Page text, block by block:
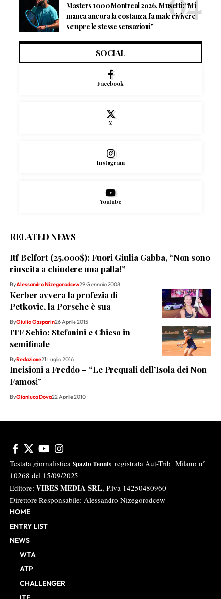
Masters 1000 Montreal 2026, Musetti: “Mi
manca ancora la costanza, fa male rivivere
sempre le stesse sensazioni”
SOCIAL
Facebook
X
Instagram
Youtube
RELATED NEWS
Itf Belfort (25.000$): Fuori Giulia Gabba, “Non sono
riuscita a chiudere una palla!”
ByAlessandro Nizegorodcew29 Gennaio 2008
Kerber avvera la profezia di
Petkovic, la Porsche è sua
ByGiulio Gasparin26 Aprile 2015
ITF Schio: Stefanini e Chiesa in
semifinale
ByRedazione21 Luglio 2016
Incisioni a Freddo – “Le Prequali dell’Isola dei Non
Famosi”
ByGianluca Dova22 Aprile 2010
Testata giornalistica Spazio Tennis registrata Aut-Trib Milano n°
10268 del 15/09/2025
Editore: VIBES MEDIA SRL, P.iva 14250480960
Direttore Responsabile: Alessandro Nizegorodcew
HOME
ENTRY LIST
NEWS
WTA
ATP
CHALLENGER